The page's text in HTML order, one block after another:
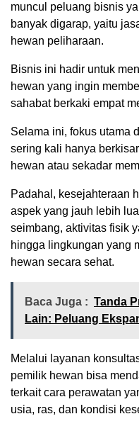
muncul peluang bisnis
banyak digarap, yaitu
hewan peliharaan.
Bisnis ini hadir untuk
hewan yang ingin
sahabat berkaki empat
Selama ini, fokus utama
sering kali hanya
hewan atau sekadar
Padahal, kesejahteraan
aspek yang jauh lebih
seimbang, aktivitas fisik
hingga lingkungan yang
hewan secara sehat.
Baca Juga : Tanda
Lain: Peluang
Melalui layanan
pemilik hewan bisa
terkait cara perawatan
usia, ras, dan kondisi